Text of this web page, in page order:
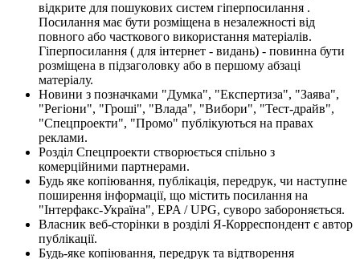
відкрите для пошукових систем гіперпосилання .
Посилання має бути розміщена в незалежності від
повного або часткового використання матеріалів.
Гіперпосилання ( для інтернет - видань) - повинна бути
розміщена в підзаголовку або в першому абзаці
матеріалу.
Новини з позначками "Думка", "Експертиза", "Заява",
"Регіони", "Гроші", "Влада", "Вибори", "Тест-драйв",
"Спецпроекти", "Промо" публікуються на правах
реклами.
Розділ Спецпроекти створюється спільно з
комерційними партнерами.
Будь яке копіювання, публікація, передрук, чи наступне
поширення інформації, що містить посилання на
"Інтерфакс-Україна", EPA / UPG, суворо забороняється.
Власник веб-сторінки в розділі Я-Корреспондент є автор
публікації.
Будь-яке копіювання, передрук та відтворення